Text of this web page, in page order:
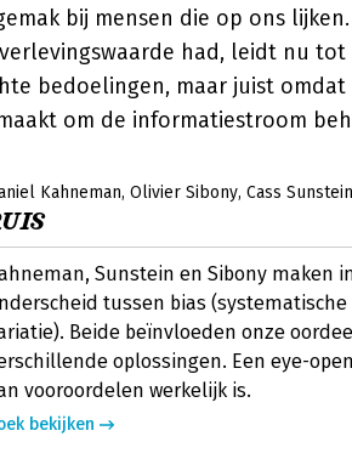
bij mensen die op ons
had, leidt nu
bedoelingen, maar juist
om de informatiestroom
Kahneman Olivier Sibony Cass Sunstein
Sunstein en Sibony maken
tussen bias
Beide beïnvloeden onze
oplossingen. Een eye-
vooroordelen werkelijk is.
bekijken